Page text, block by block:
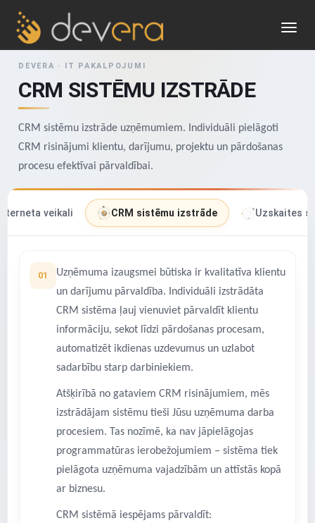
DEVERA · IT PAKALPOJUMI
CRM SISTĒMU IZSTRĀDE
CRM sistēmu izstrāde uzņēmumiem. Individuāli pielāgoti
CRM risinājumi klientu, darījumu, projektu un pārdošanas
procesu efektīvai pārvaldībai.
veikali CRM sistēmu izstrāde Uzskaites
Uzņēmuma izaugsmei būtiska ir kvalitatīva klientu
un darījumu pārvaldība. Individuāli izstrādāta
CRM sistēma ļauj vienuviet pārvaldīt klientu
informāciju, sekot līdzi pārdošanas procesam,
automatizēt ikdienas uzdevumus un uzlabot
sadarbību starp darbiniekiem.
Atšķirībā no gataviem CRM risinājumiem, mēs
izstrādājam sistēmu tieši Jūsu uzņēmuma darba
procesiem. Tas nozīmē, ka nav jāpielāgojas
programmatūras ierobežojumiem – sistēma tiek
pielāgota uzņēmuma vajadzībām un attīstās kopā
ar biznesu.
CRM sistēmā iespējams pārvaldīt: